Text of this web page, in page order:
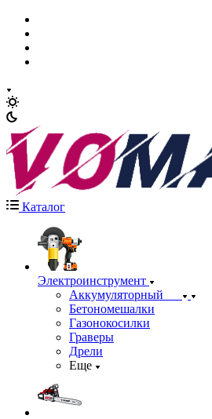
Каталог
Электроинструмент
Аккумуляторный
Бетономешалки
Газонокосилки
Граверы
Дрели
Еще